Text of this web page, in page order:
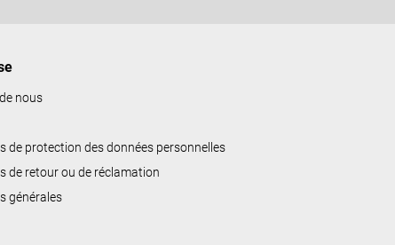
nous
de protection des données personnelles
de retour ou de réclamation
générales